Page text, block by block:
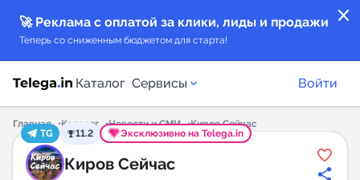
close
🚀 Реклама с оплатой за клики, лиды и продажи
Теперь со сниженным бюджетом для старта!
Каталог Сервисы
Каталог каналов
Войти
Главная Каталог Новости и СМИ
Киров Сейчас
TG
11.2 Эксклюзивно на Telega.in
Киров Сейчас